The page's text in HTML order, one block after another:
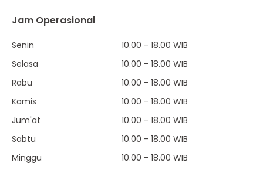
Jam Operasional
Senin
10.00 - 18.00 WIB
Selasa
10.00 - 18.00 WIB
Rabu
10.00 - 18.00 WIB
Kamis
10.00 - 18.00 WIB
Jum'at
10.00 - 18.00 WIB
Sabtu
10.00 - 18.00 WIB
Minggu
10.00 - 18.00 WIB